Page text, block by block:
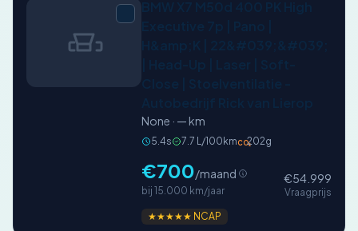
None · — km
5.4s 7.7 L/100kmCO₂202g
€700/maand
bij 15.000 km/jaar
€54.999
Vraagprijs
★★★★★ NCAP